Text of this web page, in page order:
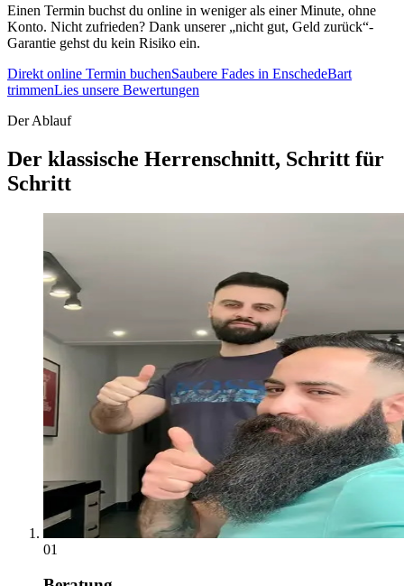
Einen Termin buchst du online in weniger als einer Minute, ohne
Konto. Nicht zufrieden? Dank unserer „nicht gut, Geld zurück“-
Garantie gehst du kein Risiko ein.
Direkt online Termin buchenSaubere Fades in EnschedeBart
trimmenLies unsere Bewertungen
Der Ablauf
Der klassische Herrenschnitt, Schritt für
Schritt
01